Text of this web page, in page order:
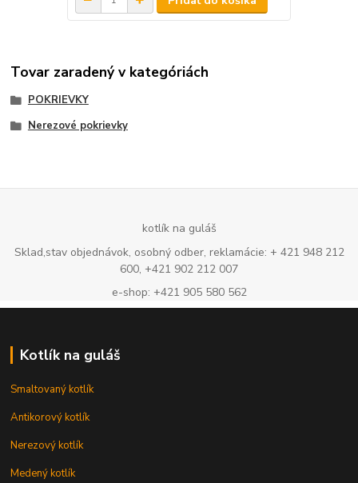
Tovar zaradený v kategóriách
POKRIEVKY
Nerezové pokrievky
kotlík na guláš
Sklad,stav objednávok, osobný odber, reklamácie: + 421 948 212
600, +421 902 212 007
e-shop: +421 905 580 562
Kotlík na guláš
Smaltovaný kotlík
Antikorový kotlík
Nerezový kotlík
Medený kotlík